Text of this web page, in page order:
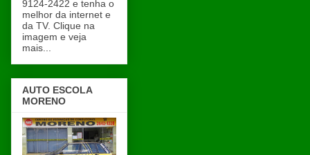
9124-2422 e tenha o
melhor da internet e
da TV. Clique na
imagem e veja
mais...
AUTO ESCOLA
MORENO